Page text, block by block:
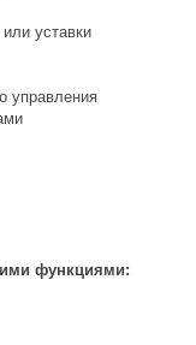
уставки
управления
функциями: